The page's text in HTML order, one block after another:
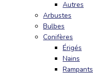
Autres
Arbustes
Bulbes
Conifères
Érigés
Nains
Rampants